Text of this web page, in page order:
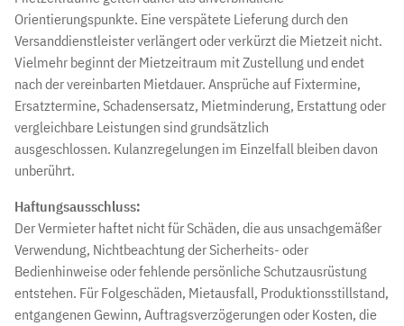
Orientierungspunkte. Eine verspätete Lieferung durch den
Versanddienstleister verlängert oder verkürzt die Mietzeit nicht.
Vielmehr beginnt der Mietzeitraum mit Zustellung und endet
nach der vereinbarten Mietdauer. Ansprüche auf Fixtermine,
Ersatztermine, Schadensersatz, Mietminderung, Erstattung oder
vergleichbare Leistungen sind grundsätzlich
ausgeschlossen. Kulanzregelungen im Einzelfall bleiben davon
unberührt.
Haftungsausschluss:
Der Vermieter haftet nicht für Schäden, die aus unsachgemäßer
Verwendung, Nichtbeachtung der Sicherheits- oder
Bedienhinweise oder fehlende persönliche Schutzausrüstung
entstehen. Für Folgeschäden, Mietausfall, Produktionsstillstand,
entgangenen Gewinn, Auftragsverzögerungen oder Kosten, die